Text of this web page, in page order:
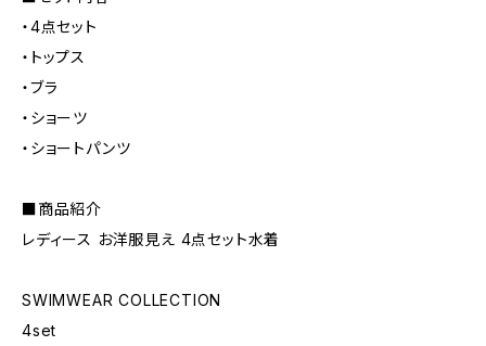
・4点セット
・トップス
・ブラ
・ショーツ
・ショートパンツ
■商品紹介
レディース お洋服見え 4点セット水着
SWIMWEAR COLLECTION
4set